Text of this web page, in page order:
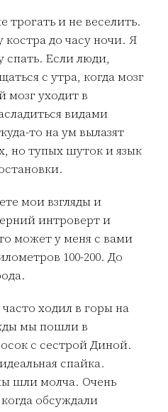
трогать и не веселить.
костра до часу ночи. Я
спать. Если люди,
с утра, когда мозг
мозг уходит в
видами
то на ум вылазят
но тупых шуток и язык
мои взгляды и
интроверт и
может у меня с вами
100-200. До
ходил в горы на
мы пошли в
с сестрой Диной.
спайка.
шли молча. Очень
обсуждали